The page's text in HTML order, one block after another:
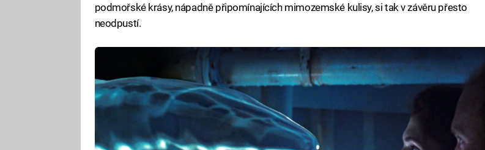
podmořské krásy, nápadně připomínajících mimozemské kulisy, si tak v závěru přesto
neodpustí.